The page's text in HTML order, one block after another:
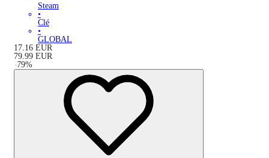
Steam
•
Clé
•
GLOBAL
17.16 EUR
79.99 EUR
-79%